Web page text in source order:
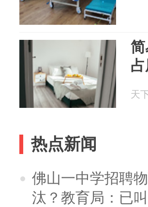
天
热点新闻
佛山一中学招聘
汰？教育局：已